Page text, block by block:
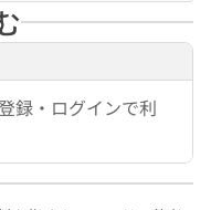
録・ログインで利